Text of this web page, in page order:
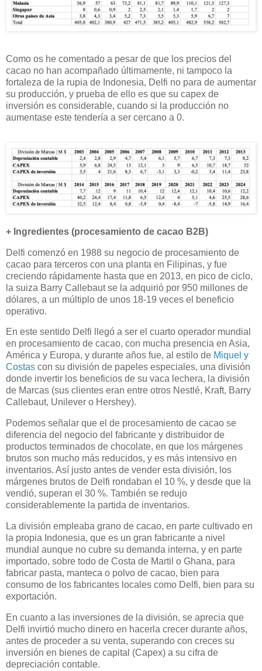
Como os he comentado a pesar de que los precios del
cacao no han acompañado últimamente, ni tampoco la
fortaleza de la rupia de Indonesia, Delfi no para de aumentar
su producción, y prueba de ello es que su capex de
inversión es considerable, cuando si la producción no
aumentase este tendería a ser cercano a 0.
+ Ingredientes (procesamiento de cacao B2B)
Delfi comenzó en 1988 su negocio de procesamiento de
cacao para terceros con una planta en Filipinas, y fue
creciendo rápidamente hasta que en 2013, en pico de ciclo,
la suiza Barry Callebaut se la adquirió por 950 millones de
dólares, a un múltiplo de unos 18-19 veces el beneficio
operativo.
En este sentido Delfi llegó a ser el cuarto operador mundial
en procesamiento de cacao, con mucha presencia en Asia,
América y Europa, y durante años fue, al estilo de Miquel y
Costas con su división de papeles especiales, una división
donde invertir los beneficios de su vaca lechera, la división
de Marcas (sus clientes eran entre otros Nestlé, Kraft, Barry
Callebaut, Unilever o Hershey).
Podemos señalar que el de procesamiento de cacao se
diferencia del negocio del fabricante y distribuidor de
productos terminados de chocolate, en que los márgenes
brutos son mucho más reducidos, y es más intensivo en
inventarios. Así justo antes de vender esta división, los
márgenes brutos de Delfi rondaban el 10 %, y desde que la
vendió, superan el 30 %. También se redujo
considerablemente la partida de inventarios.
La división empleaba grano de cacao, en parte cultivado en
la propia Indonesia, que es un gran fabricante a nivel
mundial aunque no cubre su demanda interna, y en parte
importado, sobre todo de Costa de Martil o Ghana, para
fabricar pasta, manteca o polvo de cacao, bien para
consumo de los fabricantes locales como Delfi, bien para su
exportación.
En cuanto a las inversiones de la división, se aprecia que
Delfi invirtió mucho dinero en hacerla crecer durante años,
antes de proceder a su venta, superando con creces su
inversión en bienes de capital (Capex) a su cifra de
depreciación contable.